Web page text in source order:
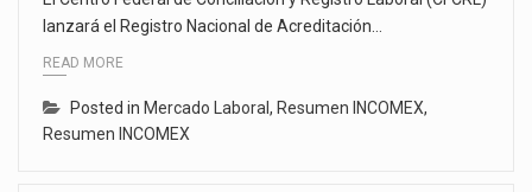
Los créditos fiscales determinados a empresas IMMEX rara vez nacen de una interpretación equivocada de…
lanzará el Registro Nacional de Acreditación…
READ MORE
Posted in Mercado Laboral, Resumen INCOMEX,
Resumen INCOMEX